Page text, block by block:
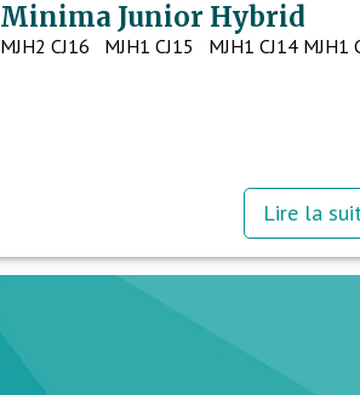
Minima Junior Hybrid
MJH2 CJ16 MJH1 CJ15 MJH1 CJ14 MJH1
Lire la